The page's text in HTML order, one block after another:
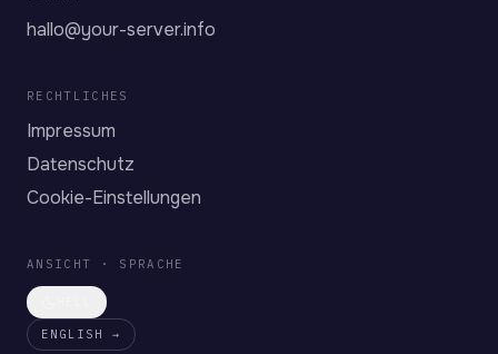
hallo@your-server.info
RECHTLICHES
Impressum
Datenschutz
Cookie-Einstellungen
ANSICHT · SPRACHE
ENGLISH →